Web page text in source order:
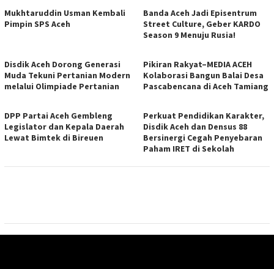
Mukhtaruddin Usman Kembali
Pimpin SPS Aceh
Banda Aceh Jadi Episentrum
Street Culture, Geber KARDO
Season 9 Menuju Rusia!
Disdik Aceh Dorong Generasi
Muda Tekuni Pertanian Modern
melalui Olimpiade Pertanian
Pikiran Rakyat–MEDIA ACEH
Kolaborasi Bangun Balai Desa
Pascabencana di Aceh Tamiang
DPP Partai Aceh Gembleng
Legislator dan Kepala Daerah
Lewat Bimtek di Bireuen
Perkuat Pendidikan Karakter,
Disdik Aceh dan Densus 88
Bersinergi Cegah Penyebaran
Paham IRET di Sekolah